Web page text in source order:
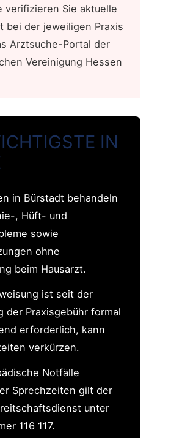
verifizieren Sie aktuelle
bei der jeweiligen Praxis
Arztsuche-Portal der
Vereinigung Hessen
IN
in Bürstadt behandeln
, Hüft- und
sowie
ohne
beim Hausarzt.
ist seit der
der Praxisgebühr formal
erforderlich, kann
verkürzen.
Notfälle
Sprechzeiten gilt der
unter
116 117.